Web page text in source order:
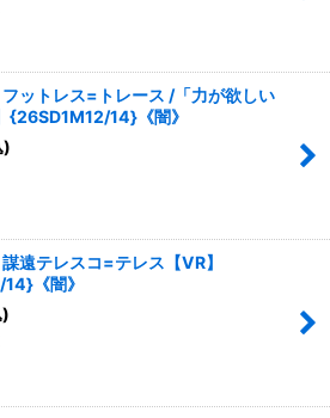
フットレス=トレース /「力が欲しい
{26SD1M12/14}《闇》
)
遠テレスコ=テレス【VR】
《闇》